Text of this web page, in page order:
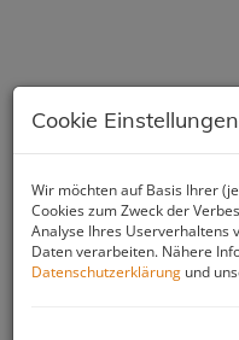
Cookie Einstellungen
Wir möchten auf Basis Ihrer
Cookies zum Zweck der
Analyse Ihres Userverhaltens
Daten verarbeiten. Nähere
Datenschutzerklärung und